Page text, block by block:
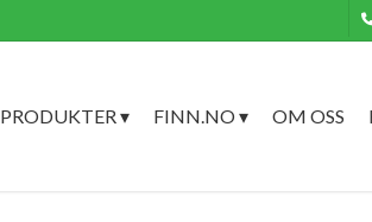
PRODUKTER ▾ FINN.NO ▾ OM OSS